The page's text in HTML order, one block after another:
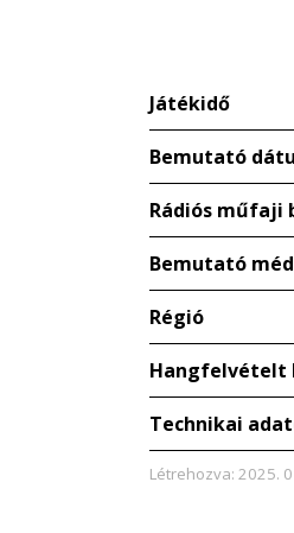
Játékidő
Bemutató
Rádiós műfaji
Bemutató
Régió
Hangfelvételt
Technikai
Létrehozva: 2025.